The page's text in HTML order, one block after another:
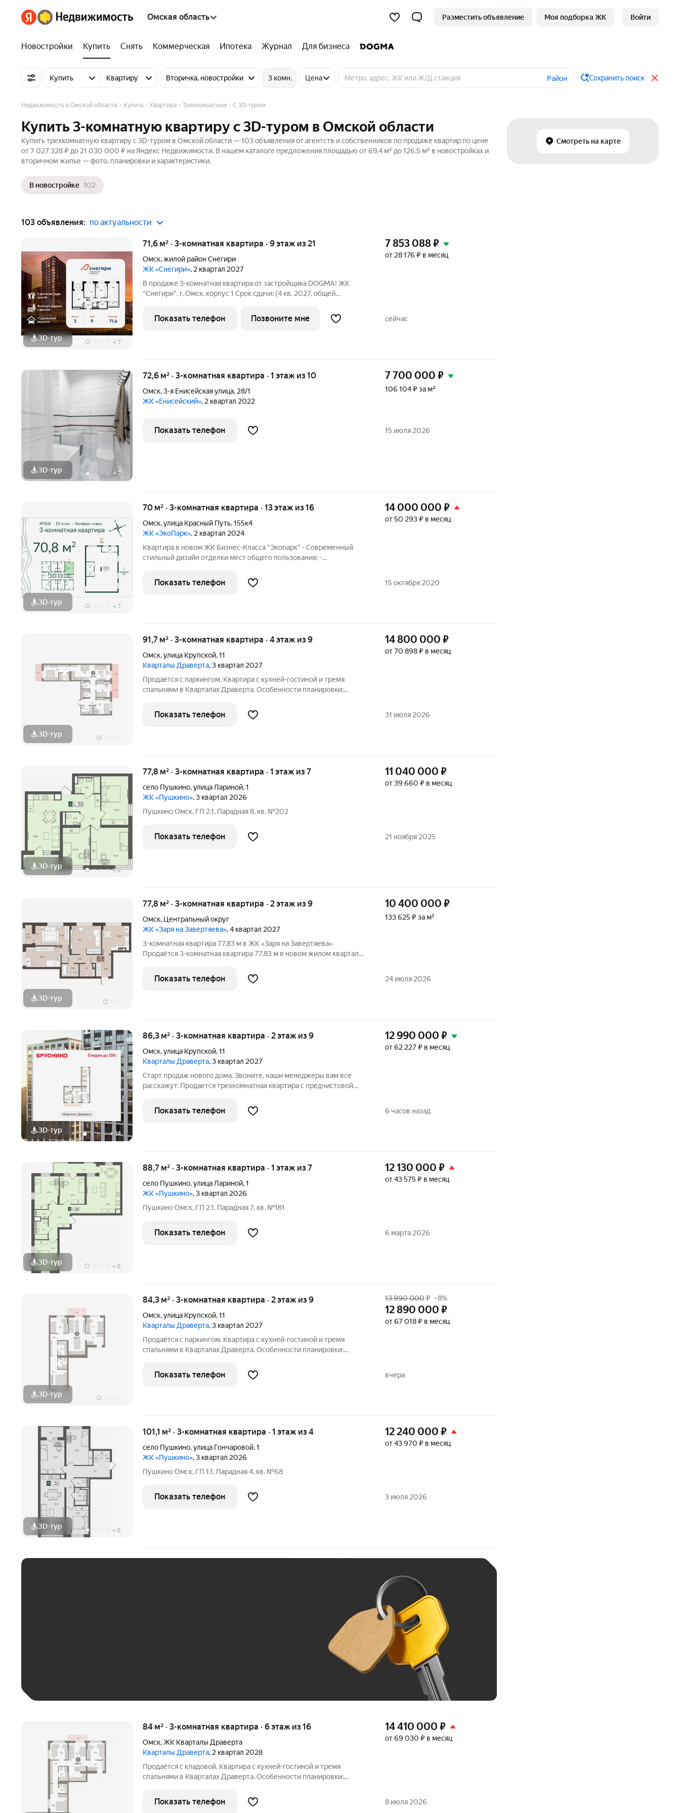
Омская область Разместить объявление Моя подборка ЖК Войти
Новостройки Купить Снять Коммерческая Ипотека Журнал Для бизнеса
Купить Квартиру Вторичка, новостройки 3 комн. Цена Район Сохранить поиск
Смотреть на карте
Недвижимость в Омской области Купить Квартира Трехкомнатные C 3D-туром
Купить 3-комнатную квартиру c 3D-туром в Омской области
Купить трехкомнатную квартиру c 3D-туром в Омской области — 103 объявления от агентств и собственников по продаже квартир по цене
от 7 027 328 ₽ до 21 030 000 ₽ на Яндекс Недвижимости. В нашем каталоге предложения площадью от 69,4 м² до 126,5 м² в новостройках и
вторичном жилье — фото, планировки и характеристики.
В новостройке 102
103 объявления: по актуальности
3D-тур + 7
71,6 м² · 3-комнатная квартира · 9 этаж из 21
Омск,жилой район Снегири
ЖК «Снегири», 2 квартал 2027
В продаже 3-комнатная квартира от застройщика DOGMA! ЖК
"Снегири", г. Омск, корпус 1 Срок сдачи: (4 кв. 2027, общей
"Снегири" это семейный квартал, который дарит радость простых
вещей:
7 853 088₽
от 28 176 ₽ в месяц
Показать телефон Позвоните мне сейчас
3D-тур + 7
72,6 м² · 3-комнатная квартира · 1 этаж из 10
Омск,3-я Енисейская улица, 28/1
ЖК «Енисейский», 2 квартал 2022
7 700 000 ₽
106 104 ₽ за м²
Показать телефон 15 июля 2026
3D-тур + 7
70 м² · 3-комнатная квартира · 13 этаж из 16
Омск,улица Красный Путь,155к4
ЖК «ЭкоПарк», 2 квартал 2024
Квартира в новом ЖК Бизнес-Класса "Экопарк" - Современный
стильный дизайн отделки мест общего пользования; -
этаж; - Свободная планировка квартир с возможностью
объединения; - Высота оконных
14 000 000 ₽
от 50 293 ₽ в месяц
Показать телефон 15 октября 2020
3D-тур
91,7 м² · 3-комнатная квартира · 4 этаж из 9
Омск,улица Крупской,11
Кварталы Драверта, 3 квартал 2027
Продаётся с паркингом. Квартира с кухней-гостиной и тремя
спальнями в Кварталах Драверта. Особенности планировки:
окна на две стороны, постирочная, предчистовая отделка,
разнесённые
14 800 000 ₽
от 70 898 ₽ в месяц
Показать телефон 31 июля 2026
3D-тур +5
77,8 м² · 3-комнатная квартира · 1 этаж из 7
село Пушкино,улица Лариной,1
ЖК «Пушкино», 3 квартал 2026
Пушкино Омск, ГП 2.1, Парадная 8, кв. №202
11 040 000 ₽
от 39 660 ₽ в месяц
Показать телефон 21 ноября 2025
3D-тур
77,8 м² · 3-комнатная квартира · 2 этаж из 9
Омск, Центральный округ
ЖК «Заря на Завертяева», 4 квартал 2027
3-комнатная квартира 77,83 м в ЖК «Заря на Завертяева»
Продаётся 3-комнатная квартира 77,83 м в новом жилом квартале
сдаются с готовой отделкой под ключ ремонт уже включён в
стоимость. Квартира
10 400 000 ₽
133 625 ₽ за м²
Показать телефон 24 июля 2026
3D-тур + 14
86,3 м² · 3-комнатная квартира · 2 этаж из 9
Омск,улица Крупской,11
Кварталы Драверта, 3 квартал 2027
Старт продаж нового дома. Звоните, наши менеджеры вам все
расскажут. Продается трехкомнатная квартира с предчистовой
кв.м., жилая: 34.43 кв.м., площадь просторной кухни-гостиной:
18.71
12 990 000 ₽
от 62 227 ₽ в месяц
Показать телефон 6 часов назад
3D-тур + 5
88,7 м² · 3-комнатная квартира · 1 этаж из 7
село Пушкино,улица Лариной,1
ЖК «Пушкино», 3 квартал 2026
Пушкино Омск, ГП 2.1, Парадная 7, кв. №181
12 130 000 ₽
от 43 575 ₽ в месяц
Показать телефон 6 марта 2026
3D-тур
84,3 м² · 3-комнатная квартира · 2 этаж из 9
Омск,улица Крупской,11
Кварталы Драверта, 3 квартал 2027
Продаётся с паркингом. Квартира с кухней-гостиной и тремя
спальнями в Кварталах Драверта. Особенности планировки:
стороны, предчистовая отделка, разнесённые спальни. №
квартиры в нашей
13 990 000₽ –8%
12 890 000 ₽
от 67 018 ₽ в месяц
Показать телефон вчера
3D-тур + 5
101,1 м² · 3-комнатная квартира · 1 этаж из 4
село Пушкино,улица Гончаровой,1
ЖК «Пушкино», 3 квартал 2026
Пушкино Омск, ГП 1.1, Парадная 4, кв. №68
12 240 000 ₽
от 43 970 ₽ в месяц
Показать телефон 3 июля 2026
84 м² · 3-комнатная квартира · 6 этаж из 16
Омск,ЖК Кварталы Драверта
Кварталы Драверта, 2 квартал 2028
Продаётся с кладовой. Квартира с кухней-гостиной и тремя
спальнями в Кварталах Драверта. Особенности планировки:
отделка, разнесённые спальни. № квартиры в нашей базе: ДВТ06-
Ж6.6.5.
14 410 000 ₽
от 69 030 ₽ в месяц
Показать телефон 8 июля 2026